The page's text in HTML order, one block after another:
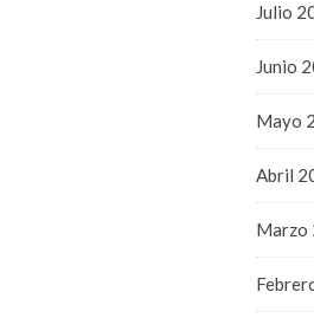
Julio
Junio
Mayo
Abril
Marzo